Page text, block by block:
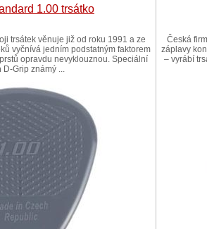
1.00 trsátko
trsátek věnuje již od roku 1991 a ze
vyčnívá jedním podstatným faktorem
opravdu nevyklouznou. Speciální
D-Grip známý ...
Česká
záplavy
– vyrábí